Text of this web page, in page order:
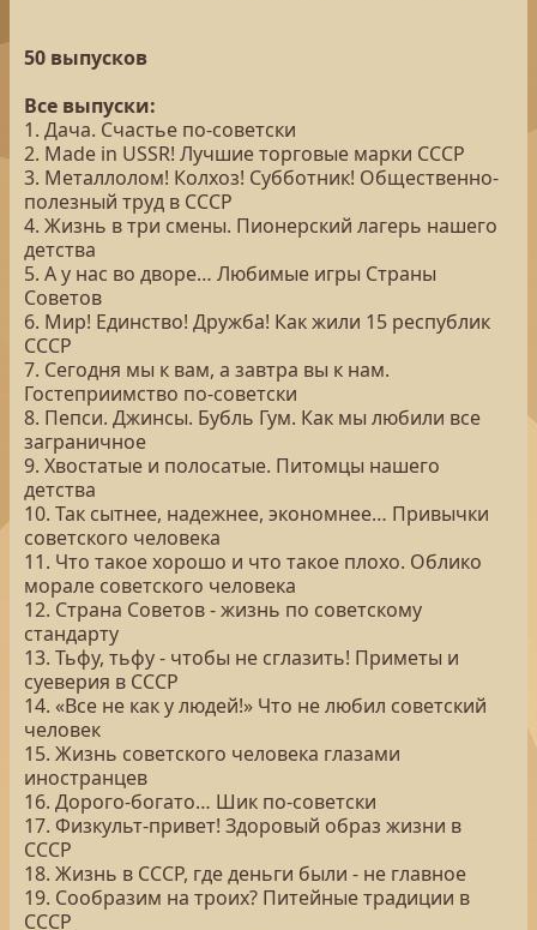
50 выпусков
Все выпуски:
1. Дача. Счастье по-советски
2. Made in USSR! Лучшие торговые марки СССР
3. Металлолом! Колхоз! Субботник! Общественно-
полезный труд в СССР
4. Жизнь в три смены. Пионерский лагерь нашего
детства
5. А у нас во дворе… Любимые игры Страны
Советов
6. Мир! Единство! Дружба! Как жили 15 республик
СССР
7. Сегодня мы к вам, а завтра вы к нам.
Гостеприимство по-советски
8. Пепси. Джинсы. Бубль Гум. Как мы любили все
заграничное
9. Хвостатые и полосатые. Питомцы нашего
детства
10. Так сытнее, надежнее, экономнее… Привычки
советского человека
11. Что такое хорошо и что такое плохо. Облико
морале советского человека
12. Страна Советов - жизнь по советскому
стандарту
13. Тьфу, тьфу - чтобы не сглазить! Приметы и
суеверия в СССР
14. «Все не как у людей!» Что не любил советский
человек
15. Жизнь советского человека глазами
иностранцев
16. Дорого-богато… Шик по-советски
17. Физкульт-привет! Здоровый образ жизни в
СССР
18. Жизнь в СССР, где деньги были - не главное
19. Сообразим на троих? Питейные традиции в
СССР